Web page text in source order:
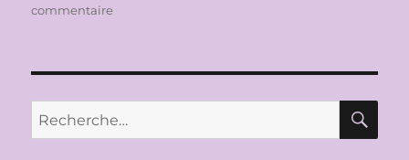
commentairesur
QUELQUES
PRÉCISIONS
Recherche
pour :